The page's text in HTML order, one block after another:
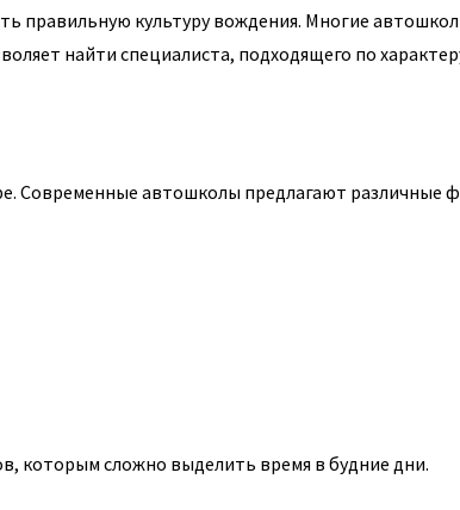
правильную культуру вождения. Многие
найти специалиста, подходящего по
Современные автошколы предлагают различные
которым сложно выделить время в будние дни.